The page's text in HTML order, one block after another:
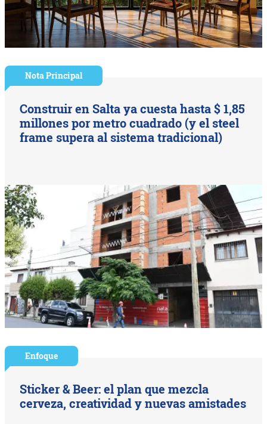
Nota Principal
Construir en Salta ya cuesta hasta $ 1,85
millones por metro cuadrado (y el steel
frame supera al sistema tradicional)
Enfoque
Sticker & Beer: el plan que mezcla
cerveza, creatividad y nuevas amistades